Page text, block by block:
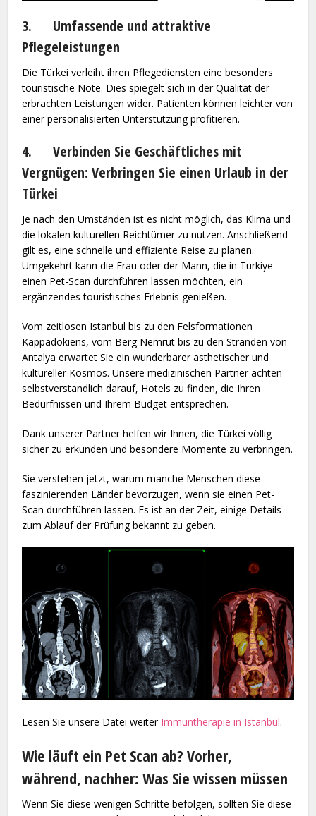
3. Umfassende und attraktive
Pflegeleistungen
Die Türkei verleiht ihren Pflegediensten eine besonders
touristische Note. Dies spiegelt sich in der Qualität der
erbrachten Leistungen wider. Patienten können leichter von
einer personalisierten Unterstützung profitieren.
4. Verbinden Sie Geschäftliches mit
Vergnügen: Verbringen Sie einen Urlaub in der
Türkei
Je nach den Umständen ist es nicht möglich, das Klima und
die lokalen kulturellen Reichtümer zu nutzen. Anschließend
gilt es, eine schnelle und effiziente Reise zu planen.
Umgekehrt kann die Frau oder der Mann, die in Türkiye
einen Pet-Scan durchführen lassen möchten, ein
ergänzendes touristisches Erlebnis genießen.
Vom zeitlosen Istanbul bis zu den Felsformationen
Kappadokiens, vom Berg Nemrut bis zu den Stränden von
Antalya erwartet Sie ein wunderbarer ästhetischer und
kultureller Kosmos. Unsere medizinischen Partner achten
selbstverständlich darauf, Hotels zu finden, die Ihren
Bedürfnissen und Ihrem Budget entsprechen.
Dank unserer Partner helfen wir Ihnen, die Türkei völlig
sicher zu erkunden und besondere Momente zu verbringen.
Sie verstehen jetzt, warum manche Menschen diese
faszinierenden Länder bevorzugen, wenn sie einen Pet-
Scan durchführen lassen. Es ist an der Zeit, einige Details
zum Ablauf der Prüfung bekannt zu geben.
Lesen Sie unsere Datei weiter Immuntherapie in Istanbul.
Wie läuft ein Pet Scan ab? Vorher,
während, nachher: ​​Was Sie wissen müssen
Wenn Sie diese wenigen Schritte befolgen, sollten Sie diese